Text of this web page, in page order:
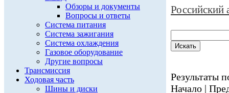
Обзоры и документы
Вопросы и ответы
Система питания
Система зажигания
Система охлаждения
Газовое оборудование
Другие вопросы
Трансмиссия
Ходовая часть
Шины и диски
Российский
Результаты
Начало |